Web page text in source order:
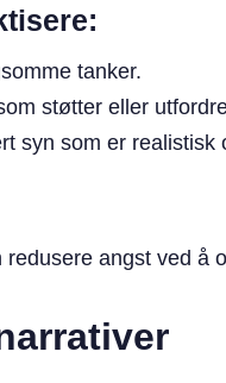
tanker.
støtter eller
syn som er realistisk
redusere angst ved å